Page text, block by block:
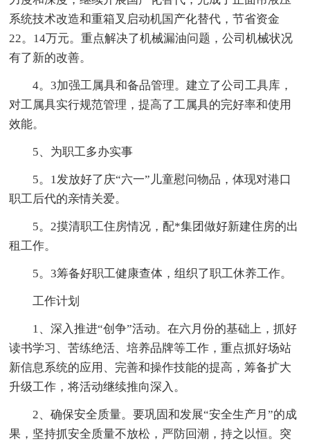
系统技术改造和重箱叉启动机国产化替代，节省资金
22。14万元。重点解决了机械漏油问题，公司机械状况
有了新的改善。
4。3加强工属具和备品管理。建立了公司工具库，
对工属具实行规范管理，提高了工属具的完好率和使用
效能。
5、为职工多办实事
5。1发放好了庆“六一”儿童慰问物品，体现对港口
职工后代的亲情关爱。
5。2摸清职工住房情况，配*集团做好新建住房的出
租工作。
5。3筹备好职工健康查体，组织了职工休养工作。
工作计划
1、深入推进“创争”活动。在六月份的基础上，抓好
读书学习、苦练绝活、培养品牌等工作，重点抓好场站
新信息系统的应用、完善和操作技能的提高，筹备扩大
升级工作，将活动继续推向深入。
2、确保安全质量。要巩固和发展“安全生产月”的成
果，坚持抓安全质量不放松，严防回潮，持之以恒。突